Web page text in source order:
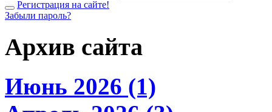
Регистрация на сайте!
Забыли пароль?
Архив сайта
Июнь 2026 (1)